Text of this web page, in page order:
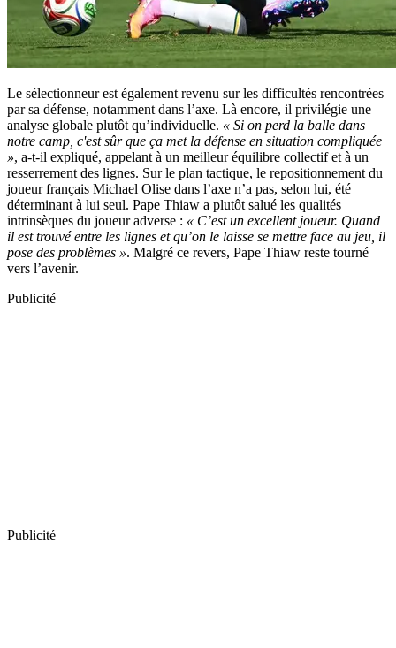
Le sélectionneur est également revenu sur les difficultés rencontrées
par sa défense, notamment dans l’axe. Là encore, il privilégie une
analyse globale plutôt qu’individuelle. « Si on perd la balle dans
notre camp, c'est sûr que ça met la défense en situation compliquée
», a-t-il expliqué, appelant à un meilleur équilibre collectif et à un
resserrement des lignes. Sur le plan tactique, le repositionnement du
joueur français Michael Olise dans l’axe n’a pas, selon lui, été
déterminant à lui seul. Pape Thiaw a plutôt salué les qualités
intrinsèques du joueur adverse : « C’est un excellent joueur. Quand
il est trouvé entre les lignes et qu’on le laisse se mettre face au jeu, il
pose des problèmes ». Malgré ce revers, Pape Thiaw reste tourné
vers l’avenir.
Publicité
Publicité